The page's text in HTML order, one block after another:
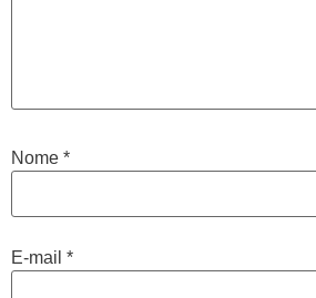
Nome *
E-mail *